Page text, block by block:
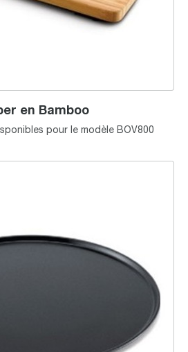
en Bamboo
pour le modèle BOV800